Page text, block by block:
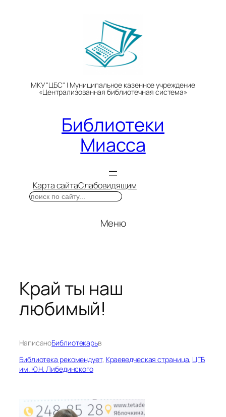
МКУ "ЦБС" | Муниципальное казенное учреждение
«Централизованная библиотечная система»
Библиотеки
Миасса
Карта сайтаСлабовидящим
Поиск
Меню
Край ты наш
любимый!
НаписаноБиблиотекарьв
Библиотека рекомендует, Краеведческая страница, ЦГБ
им. Ю.Н. Либединского